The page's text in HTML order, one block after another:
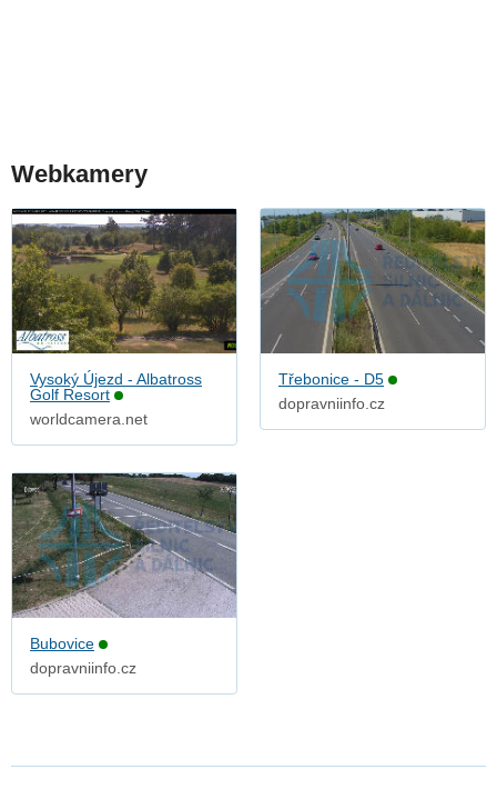
Webkamery
Vysoký Újezd - Albatross
Golf Resort
worldcamera.net
Třebonice - D5
dopravniinfo.cz
Bubovice
dopravniinfo.cz